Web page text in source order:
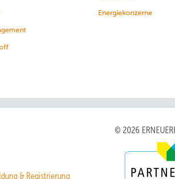
Energiekonzerne
& Registrierung
© 2026